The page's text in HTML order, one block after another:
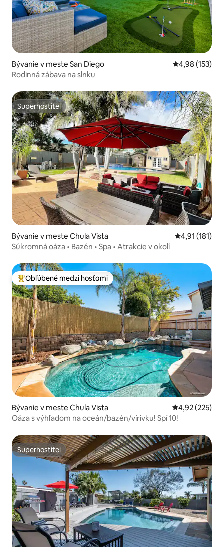
Bývanie v meste San Diego Priemerné
4,98 (153)
Rodinná zábava na slnku
Superhostiteľ
Superhostiteľ
Bývanie v meste Chula Vista Priemerné
4,91 (181)
Súkromná oáza • Bazén • Spa • Atrakcie v okolí
Najobľúbenejšie medzi hosťami
Obľúbené medzi hosťami
Bývanie v meste Chula Vista Priemerné
4,92 (225)
Oáza s výhľadom na oceán/bazén/vírivku! Spí 10!
Superhostiteľ
Superhostiteľ